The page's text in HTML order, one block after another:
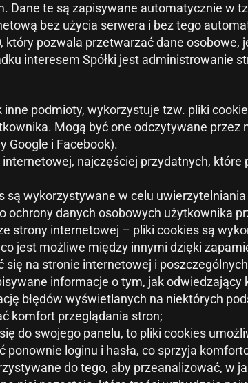
Dane te są zapisywane automatycznie w
bez użycia serwera i bez tego
który pozwala przetwarzać dane
interesem Spółki jest administrowanie
podmioty, wykorzystuje tzw. pliki
Mogą być one odczytywane
Google i Facebook).
najczęściej przydatnych,
wykorzystywane w celu
ochrony danych osobowych użytkownika
strony internetowej – pliki cookies są
jest możliwe między innymi dzięki
na stronie internetowej i
informacje o tym, jak
błędów wyświetlanych na niektórych
komfort przeglądania stron;
do swojego panelu, to pliki cookies
loginu i hasła, co sprzyja
do tego, aby przeanalizować, w